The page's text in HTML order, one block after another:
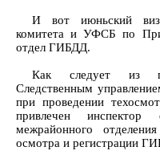
И вот июньский
комитета и УФСБ по
отдел ГИБДД.
Как следует из
Следственным
при проведении
привлечен инспектор
межрайонного отделения
осмотра и регистрации